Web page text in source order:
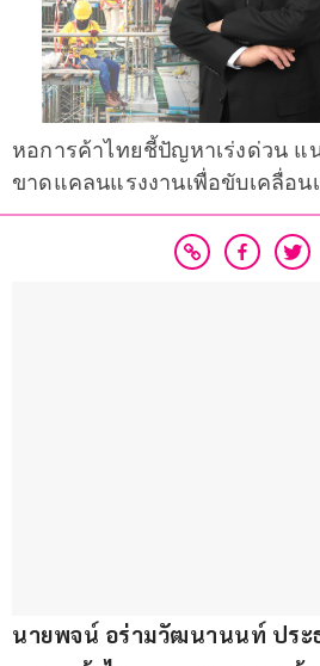
หอการค้าไทยชี้ปัญหาเร่งด่วน แ
ขาดแคลนแรงงานเพื่อขับเคลื่อน
นายพจน์ อร่ามวัฒนานนท์ ประ